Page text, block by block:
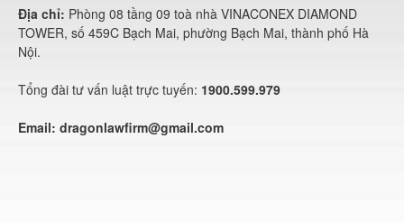
Địa chỉ: Phòng 08 tầng 09 toà nhà VINACONEX DIAMOND
TOWER, số 459C Bạch Mai, phường Bạch Mai, thành phố Hà
Nội.
Tổng đài tư vấn luật trực tuyến: 1900.599.979
Email: dragonlawfirm@gmail.com